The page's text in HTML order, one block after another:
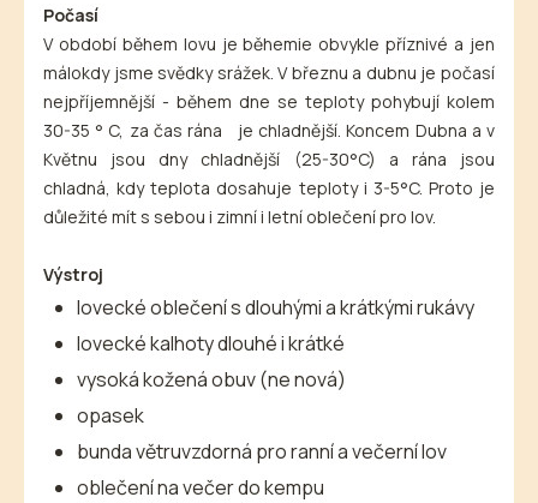
Počasí
V období během lovu je běhemie obvykle příznivé a jen
málokdy jsme svědky srážek. V březnu a dubnu je počasí
nejpříjemnější - během dne se teploty pohybují kolem
30-35 ° C, za čas rána je chladnější. Koncem Dubna a v
Květnu jsou dny chladnější (25-30°C) a rána jsou
chladná, kdy teplota dosahuje teploty i 3-5°C. Proto je
důležité mít s sebou i zimní i letní oblečení pro lov.
Výstroj
lovecké oblečení s dlouhými a krátkými rukávy
lovecké kalhoty dlouhé i krátké
vysoká kožená obuv (ne nová)
opasek
bunda větruvzdorná pro ranní a večerní lov
oblečení na večer do kempu